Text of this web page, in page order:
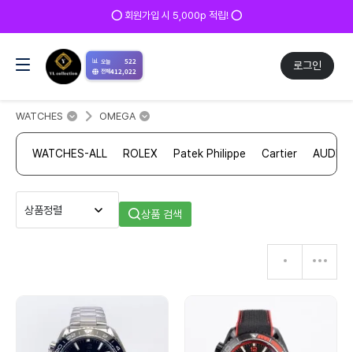
⭕ 회원가입 시 5,000p 적립! ⭕
로그인
📊 오늘 522
전체412,022
WATCHES OMEGA
WATCHES-ALL ROLEX Patek Philippe Cartier
상품 검색